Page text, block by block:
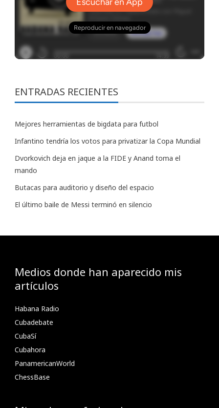
ENTRADAS RECIENTES
Mejores herramientas de bigdata para futbol
Infantino tendría los votos para privatizar la Copa Mundial
Dvorkovich deja en jaque a la FIDE y Anand toma el
mando
Butacas para auditorio y diseño del espacio
El último baile de Messi terminó en silencio
Medios donde han aparecido mis
artículos
Habana Radio
Cubadebate
CubaSí
Cubahora
PanamericanWorld
ChessBase